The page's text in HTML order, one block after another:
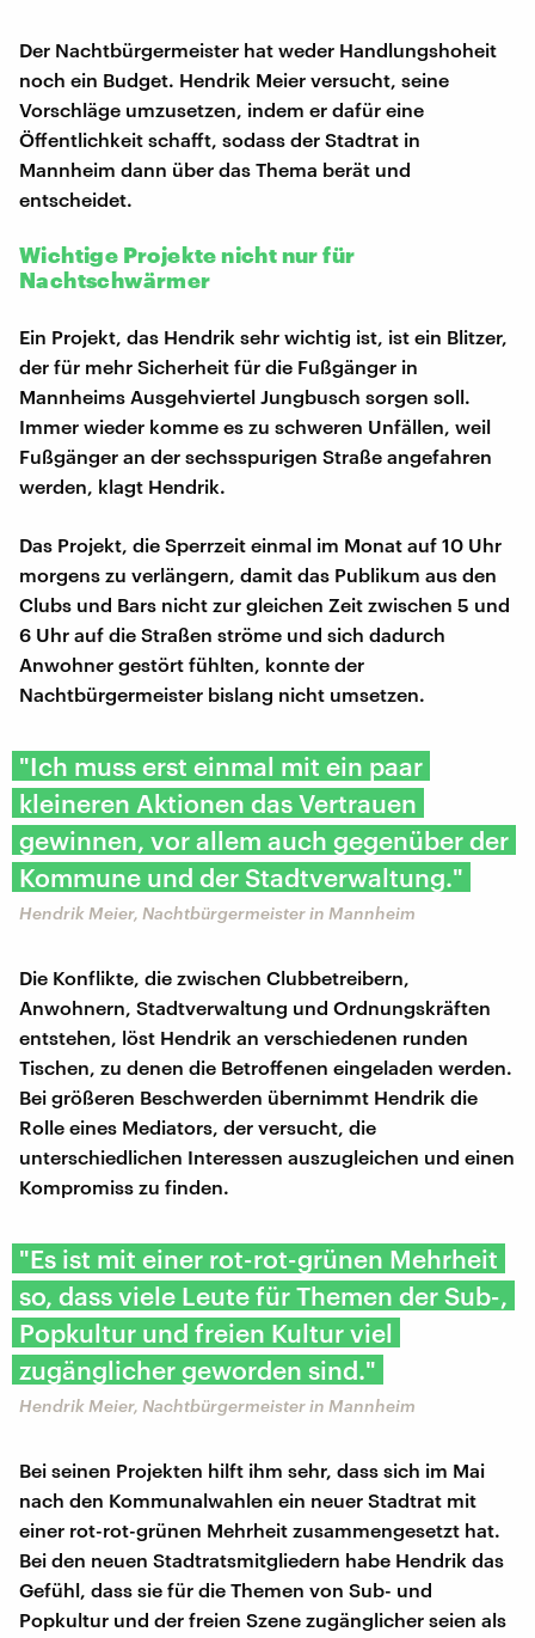
Der Nachtbürgermeister hat weder Handlungshoheit
noch ein Budget. Hendrik Meier versucht, seine
Vorschläge umzusetzen, indem er dafür eine
Öffentlichkeit schafft, sodass der Stadtrat in
Mannheim dann über das Thema berät und
entscheidet.
Wichtige Projekte nicht nur für
Nachtschwärmer
Ein Projekt, das Hendrik sehr wichtig ist, ist ein Blitzer,
der für mehr Sicherheit für die Fußgänger in
Mannheims Ausgehviertel Jungbusch sorgen soll.
Immer wieder komme es zu schweren Unfällen, weil
Fußgänger an der sechsspurigen Straße angefahren
werden, klagt Hendrik.
Das Projekt, die Sperrzeit einmal im Monat auf 10 Uhr
morgens zu verlängern, damit das Publikum aus den
Clubs und Bars nicht zur gleichen Zeit zwischen 5 und
6 Uhr auf die Straßen ströme und sich dadurch
Anwohner gestört fühlten, konnte der
Nachtbürgermeister bislang nicht umsetzen.
"Ich muss erst einmal mit ein paar
kleineren Aktionen das Vertrauen
gewinnen, vor allem auch gegenüber der
Kommune und der Stadtverwaltung."
Hendrik Meier, Nachtbürgermeister in Mannheim
Die Konflikte, die zwischen Clubbetreibern,
Anwohnern, Stadtverwaltung und Ordnungskräften
entstehen, löst Hendrik an verschiedenen runden
Tischen, zu denen die Betroffenen eingeladen werden.
Bei größeren Beschwerden übernimmt Hendrik die
Rolle eines Mediators, der versucht, die
unterschiedlichen Interessen auszugleichen und einen
Kompromiss zu finden.
"Es ist mit einer rot-rot-grünen Mehrheit
so, dass viele Leute für Themen der Sub-,
Popkultur und freien Kultur viel
zugänglicher geworden sind."
Hendrik Meier, Nachtbürgermeister in Mannheim
Bei seinen Projekten hilft ihm sehr, dass sich im Mai
nach den Kommunalwahlen ein neuer Stadtrat mit
einer rot-rot-grünen Mehrheit zusammengesetzt hat.
Bei den neuen Stadtratsmitgliedern habe Hendrik das
Gefühl, dass sie für die Themen von Sub- und
Popkultur und der freien Szene zugänglicher seien als